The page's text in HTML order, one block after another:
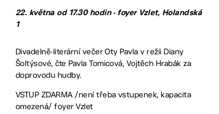
22. května od 17.30 hodin - foyer Vzlet, Holandská
1
Divadelně-literární večer Oty Pavla v režii Diany
Šoltýsové, čte Pavla Tomicová, Vojtěch Hrabák za
doprovodu hudby.
VSTUP ZDARMA /není třeba vstupenek, kapacita
omezená/ foyer Vzlet